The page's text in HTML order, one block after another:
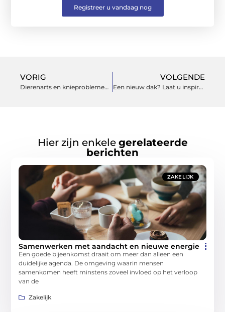
Registreer u vandaag nog
VORIG
Dierenarts en knieproblemen bij huisdieren: Zorg voor honden en katten
VOLGENDE
Een nieuw dak? Laat u inspireren door de mogelijkheden bij Dakonderhoud van Pinxteren B.V.
Hier zijn enkele gerelateerde
berichten
ZAKELIJK
Samenwerken met aandacht en nieuwe energie
Een goede bijeenkomst draait om meer dan alleen een
duidelijke agenda. De omgeving waarin mensen
samenkomen heeft minstens zoveel invloed op het verloop
van de
Zakelijk